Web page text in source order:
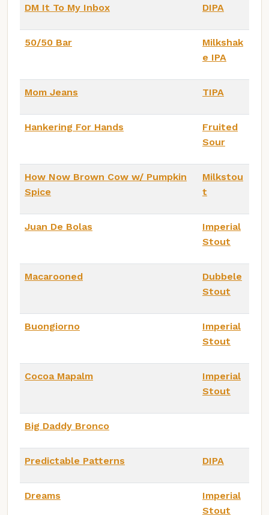
DM It To My Inbox DIPA
50/50 Bar
Milkshak
e IPA
Mom Jeans TIPA
Hankering For Hands
Fruited
Sour
How Now Brown Cow w/ Pumpkin
Spice
Milkstou
t
Juan De Bolas
Imperial
Stout
Macarooned
Dubbele
Stout
Buongiorno
Imperial
Stout
Cocoa Mapalm
Imperial
Stout
Big Daddy Bronco
Predictable Patterns DIPA
Dreams
Imperial
Stout